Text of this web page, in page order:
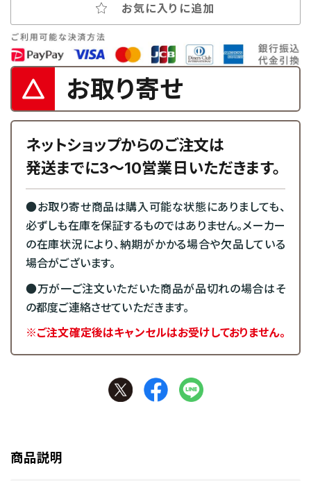
お気に入りに追加
お取り寄せ
ネットショップからのご注文は
発送までに3～10営業日いただきます。
●お取り寄せ商品は購入可能な状態にありましても、
必ずしも在庫を保証するものではありません。メーカー
の在庫状況により、納期がかかる場合や欠品している
場合がございます。
●万が一ご注文いただいた商品が品切れの場合はそ
の都度ご連絡させていただきます。
※ご注文確定後はキャンセルはお受けしておりません。
商品説明